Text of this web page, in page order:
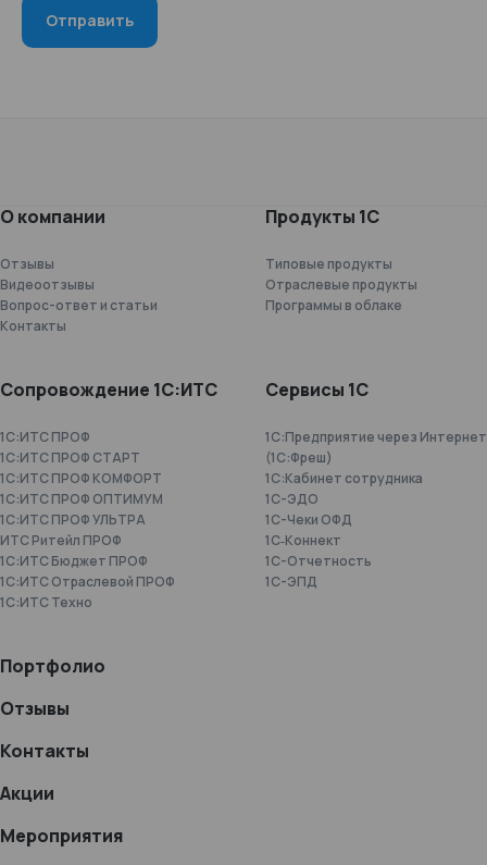
О компании
Отзывы
Видеоотзывы
Вопрос-ответ и статьи
Контакты
Продукты 1С
Типовые продукты
Отраслевые продукты
Программы в облаке
Сопровождение 1С:ИТС
1С:ИТС ПРОФ
1С:ИТС ПРОФ СТАРТ
1С:ИТС ПРОФ КОМФОРТ
1С:ИТС ПРОФ ОПТИМУМ
1С:ИТС ПРОФ УЛЬТРА
ИТС Ритейл ПРОФ
1С:ИТС Бюджет ПРОФ
1С:ИТС Отраслевой ПРОФ
1С:ИТС Техно
Сервисы 1С
1С:Предприятие через Интернет
(1С:Фреш)
1С:Кабинет сотрудника
1С-ЭДО
1С-Чеки ОФД
1С‑Коннект
1C-Отчетность
1С-ЭПД
Портфолио
Отзывы
Контакты
Акции
Мероприятия